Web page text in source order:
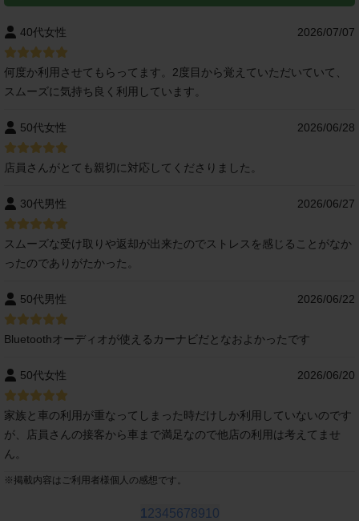
40代女性 2026/07/07
何度か利用させてもらってます。2度目から覚えていただいていて、
スムーズに気持ち良く利用しています。
50代女性 2026/06/28
店員さんがとても親切に対応してくださりました。
30代男性 2026/06/27
スムーズな受け取りや返却が出来たのでストレスを感じることがなか
ったのでありがたかった。
50代男性 2026/06/22
Bluetoothオーディオが使えるカーナビだとなおよかったです
50代女性 2026/06/20
家族と車の利用が重なってしまった時だけしか利用していないのです
が、店員さんの接客から車まで満足なので他店の利用は考えてませ
ん。
※ 掲載内容はご利用者様個人の感想です。
1 2345678910